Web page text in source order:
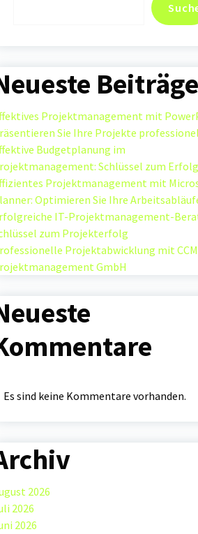
Beiträge
Projektmanagement mit
Sie Ihre Projekte
Budgetplanung im
Schlüssel zum Erfolg
Projektmanagement mit
Optimieren Sie Ihre
IT-Projektmanagement-
zum Projekterfolg
Projektabwicklung mit CCM
GmbH
Es sind keine Kommentare vorhanden.
2026
2026
2026